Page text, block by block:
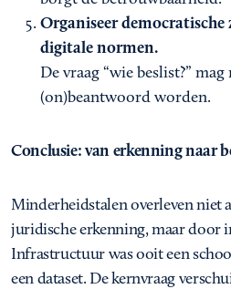
Organiseer democratische
digitale normen.
De vraag “wie beslist?”
(on)beantwoord worden.
Conclusie: van erkenning naar
Minderheidstalen overleven niet
juridische erkenning, maar door
Infrastructuur was ooit een
een dataset. De kernvraag